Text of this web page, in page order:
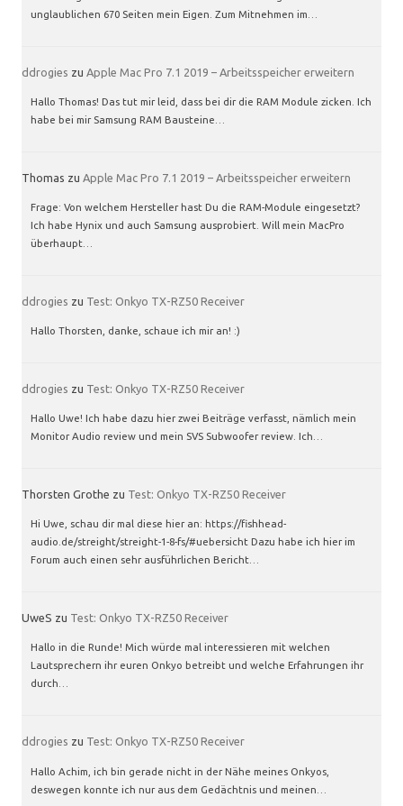
unglaublichen 670 Seiten mein Eigen. Zum Mitnehmen im…
ddrogies zu Apple Mac Pro 7.1 2019 – Arbeitsspeicher erweitern
Hallo Thomas! Das tut mir leid, dass bei dir die RAM Module zicken. Ich
habe bei mir Samsung RAM Bausteine…
Thomas zu Apple Mac Pro 7.1 2019 – Arbeitsspeicher erweitern
Frage: Von welchem Hersteller hast Du die RAM-Module eingesetzt?
Ich habe Hynix und auch Samsung ausprobiert. Will mein MacPro
überhaupt…
ddrogies zu Test: Onkyo TX-RZ50 Receiver
Hallo Thorsten, danke, schaue ich mir an! :)
ddrogies zu Test: Onkyo TX-RZ50 Receiver
Hallo Uwe! Ich habe dazu hier zwei Beiträge verfasst, nämlich mein
Monitor Audio review und mein SVS Subwoofer review. Ich…
Thorsten Grothe zu Test: Onkyo TX-RZ50 Receiver
Hi Uwe, schau dir mal diese hier an: https://fishhead-
audio.de/streight/streight-1-8-fs/#uebersicht Dazu habe ich hier im
Forum auch einen sehr ausführlichen Bericht…
UweS zu Test: Onkyo TX-RZ50 Receiver
Hallo in die Runde! Mich würde mal interessieren mit welchen
Lautsprechern ihr euren Onkyo betreibt und welche Erfahrungen ihr
durch…
ddrogies zu Test: Onkyo TX-RZ50 Receiver
Hallo Achim, ich bin gerade nicht in der Nähe meines Onkyos,
deswegen konnte ich nur aus dem Gedächtnis und meinen…